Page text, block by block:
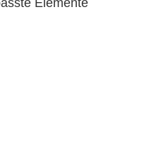
Elemente